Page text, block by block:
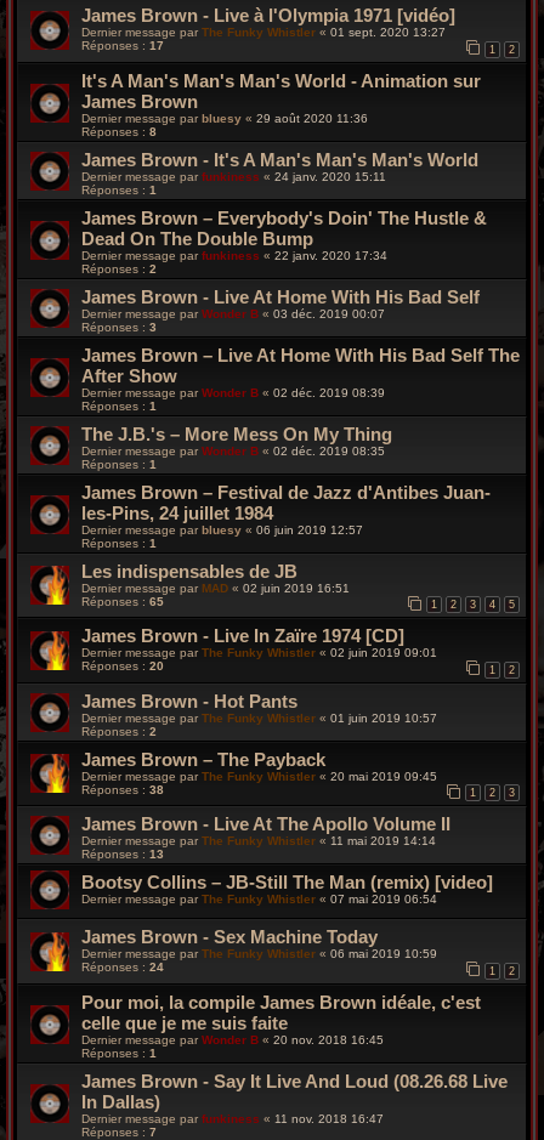
James Brown - Live à l'Olympia 1971 [vidéo]
Dernier message par The Funky Whistler « 01 sept. 2020 13:27
Réponses : 17 1 2
It's A Man's Man's Man's World - Animation sur
James Brown
Dernier message par bluesy « 29 août 2020 11:36
Réponses : 8
James Brown - It's A Man's Man's Man's World
Dernier message par funkiness « 24 janv. 2020 15:11
Réponses : 1
James Brown ‎– Everybody's Doin' The Hustle &
Dead On The Double Bump
Dernier message par funkiness « 22 janv. 2020 17:34
Réponses : 2
James Brown ‎- Live At Home With His Bad Self
Dernier message par Wonder B « 03 déc. 2019 00:07
Réponses : 3
James Brown ‎– Live At Home With His Bad Self The
After Show
Dernier message par Wonder B « 02 déc. 2019 08:39
Réponses : 1
The J.B.'s ‎– More Mess On My Thing
Dernier message par Wonder B « 02 déc. 2019 08:35
Réponses : 1
James Brown – Festival de Jazz d'Antibes Juan-
les-Pins, 24 juillet 1984
Dernier message par bluesy « 06 juin 2019 12:57
Réponses : 1
Les indispensables de JB
Dernier message par MAD « 02 juin 2019 16:51
Réponses : 65 1 2 3 4 5
James Brown - Live In Zaïre 1974 [CD]
Dernier message parThe Funky Whistler « 02 juin 2019 09:01
Réponses : 20 1 2
James Brown - Hot Pants
Dernier message par The Funky Whistler « 01 juin 2019 10:57
Réponses : 2
James Brown – The Payback
Dernier message parThe Funky Whistler « 20 mai 2019 09:45
Réponses : 38 1 2 3
James Brown - Live At The Apollo Volume II
Dernier message par The Funky Whistler « 11 mai 2019 14:14
Réponses : 13
Bootsy Collins – JB-Still The Man (remix) [video]
Dernier message parThe Funky Whistler « 07 mai 2019 06:54
James Brown - Sex Machine Today
Dernier message par The Funky Whistler « 06 mai 2019 10:59
Réponses : 24 1 2
Pour moi, la compile James Brown idéale, c'est
celle que je me suis faite
Dernier message par Wonder B « 20 nov. 2018 16:45
Réponses : 1
James Brown - Say It Live And Loud (08.26.68 Live
In Dallas)
Dernier message par funkiness « 11 nov. 2018 16:47
Réponses : 7